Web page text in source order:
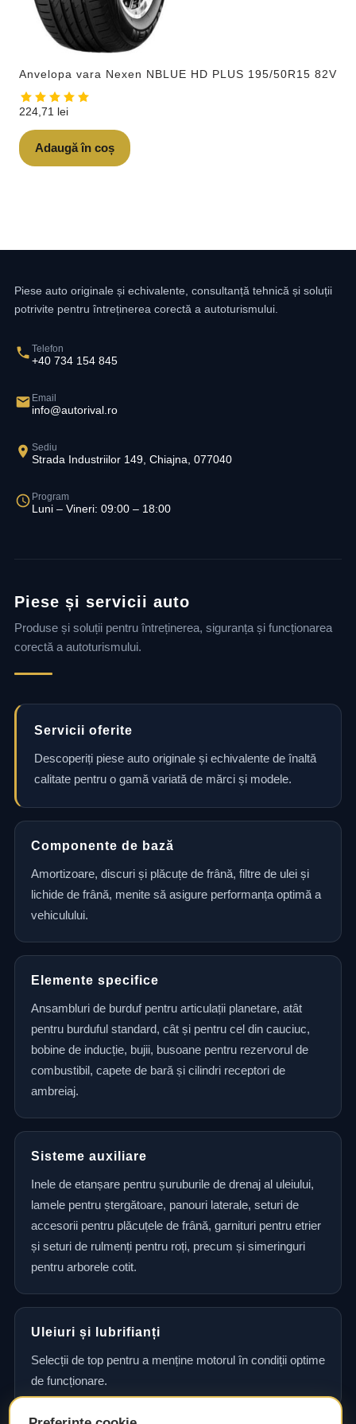
Anvelopa vara Nexen NBLUE HD PLUS 195/50R15 82V
224,71 lei
Adaugă în coș
Piese auto originale și echivalente, consultanță tehnică și soluții
potrivite pentru întreținerea corectă a autoturismului.
Telefon
+40 734 154 845
Email
info@autorival.ro
Sediu
Strada Industriilor 149, Chiajna, 077040
Program
Luni – Vineri: 09:00 – 18:00
Piese și servicii auto
Produse și soluții pentru întreținerea, siguranța și funcționarea
corectă a autoturismului.
Servicii oferite
Descoperiți piese auto originale și echivalente de înaltă
calitate pentru o gamă variată de mărci și modele.
Componente de bază
Amortizoare, discuri și plăcuțe de frână, filtre de ulei și
lichide de frână, menite să asigure performanța optimă a
vehiculului.
Elemente specifice
Ansambluri de burduf pentru articulații planetare, atât
pentru burduful standard, cât și pentru cel din cauciuc,
bobine de inducție, bujii, busoane pentru rezervorul de
combustibil, capete de bară și cilindri receptori de
ambreiaj.
Sisteme auxiliare
Inele de etanșare pentru șuruburile de drenaj al uleiului,
lamele pentru ștergătoare, panouri laterale, seturi de
accesorii pentru plăcuțele de frână, garnituri pentru etrier
și seturi de rulmenți pentru roți, precum și simeringuri
pentru arborele cotit.
Uleiuri și lubrifianți
Selecții de top pentru a menține motorul în condiții optime
de funcționare.